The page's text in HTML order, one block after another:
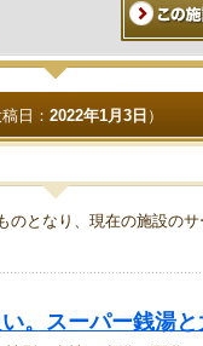
日： 2022年1月3日 ）
となり、現在の施設の
。スーパー銭湯